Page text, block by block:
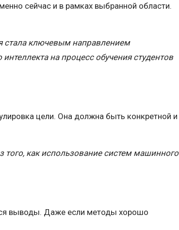
сейчас и в рамках выбранной области.
стала ключевым направлением
на процесс обучения студентов
цели. Она должна быть конкретной и
того, как использование систем машинного
выводы. Даже если методы хорошо